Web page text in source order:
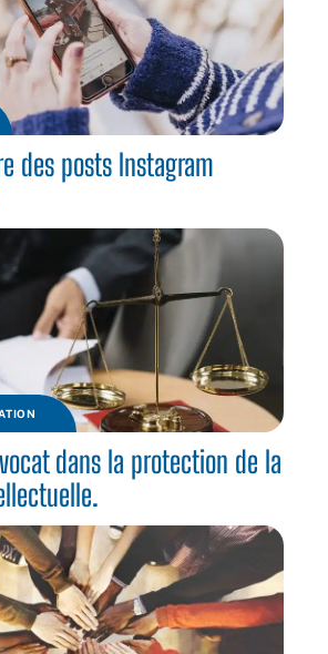
des posts Instagram
dans la protection de la